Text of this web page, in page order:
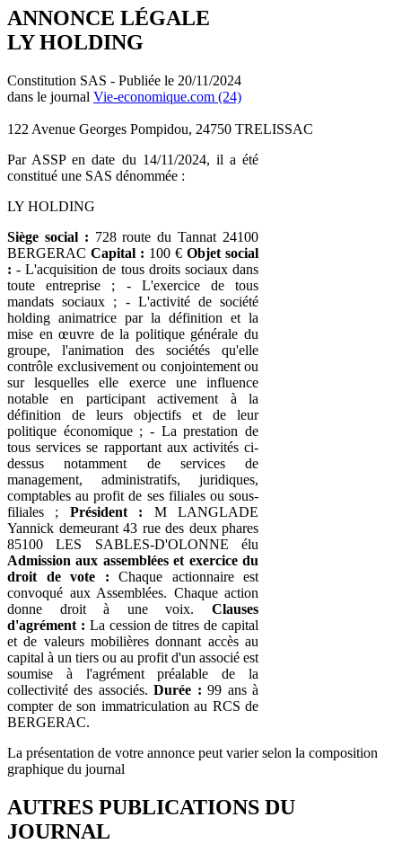
ANNONCE LÉGALE
LY HOLDING
Constitution SAS - Publiée le 20/11/2024
dans le journal Vie-economique.com (24)
122 Avenue Georges Pompidou, 24750 TRELISSAC
Par ASSP en date du 14/11/2024, il a été
constitué une SAS dénommée :
LY HOLDING
Siège social : 728 route du Tannat 24100
BERGERAC Capital : 100 € Objet social
: - L'acquisition de tous droits sociaux dans
toute entreprise ; - L'exercice de tous
mandats sociaux ; - L'activité de société
holding animatrice par la définition et la
mise en œuvre de la politique générale du
groupe, l'animation des sociétés qu'elle
contrôle exclusivement ou conjointement ou
sur lesquelles elle exerce une influence
notable en participant activement à la
définition de leurs objectifs et de leur
politique économique ; - La prestation de
tous services se rapportant aux activités ci-
dessus notamment de services de
management, administratifs, juridiques,
comptables au profit de ses filiales ou sous-
filiales ; Président : M LANGLADE
Yannick demeurant 43 rue des deux phares
85100 LES SABLES-D'OLONNE élu
Admission aux assemblées et exercice du
droit de vote : Chaque actionnaire est
convoqué aux Assemblées. Chaque action
donne droit à une voix. Clauses
d'agrément : La cession de titres de capital
et de valeurs mobilières donnant accès au
capital à un tiers ou au profit d'un associé est
soumise à l'agrément préalable de la
collectivité des associés.Durée : 99 ans à
compter de son immatriculation au RCS de
BERGERAC.
La présentation de votre annonce peut varier selon la composition
graphique du journal
AUTRES PUBLICATIONS DU
JOURNAL